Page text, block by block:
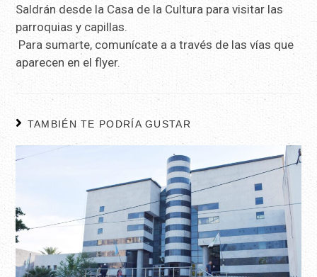
Saldrán desde la Casa de la Cultura para visitar las
parroquias y capillas.
Para sumarte, comunícate a a través de las vías que
aparecen en el flyer.
TAMBIÉN TE PODRÍA GUSTAR